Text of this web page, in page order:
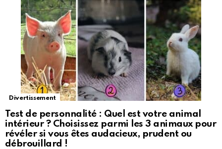
Divertissement
Test de personnalité : Quel est votre animal
intérieur ? Choisissez parmi les 3 animaux pour
révéler si vous êtes audacieux, prudent ou
débrouillard !